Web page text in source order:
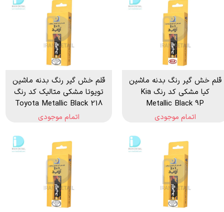
قلم خش گیر رنگ بدنه ماشین
کیا مشکی کد رنگ Kia
Metallic Black 9P
اتمام موجودی
قلم خش گیر رنگ بدنه ماشین
تویوتا مشکی متالیک کد رنگ
218 Toyota Metallic Black
اتمام موجودی